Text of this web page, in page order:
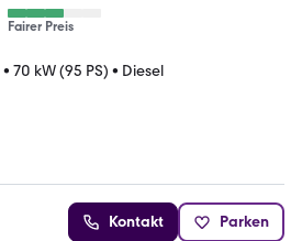
Fairer Preis
• 70 kW (95 PS) • Diesel
Kontakt Parken